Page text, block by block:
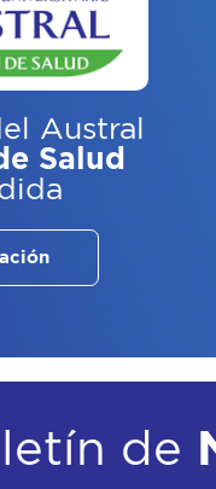
Austral
Salud
de